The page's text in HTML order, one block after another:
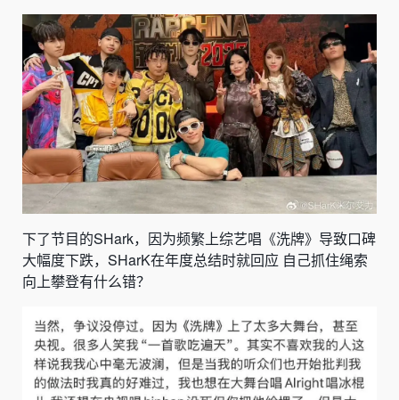
下了节目的SHark，因为频繁上综艺唱《洗牌》导致口碑
大幅度下跌，SHarK在年度总结时就回应 自己抓住绳索
向上攀登有什么错？